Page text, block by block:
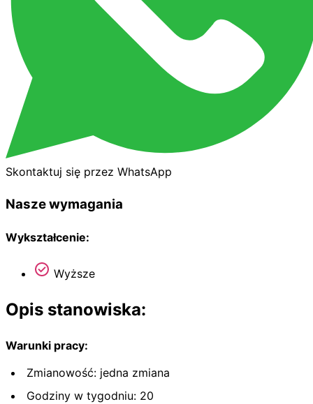
Skontaktuj się przez WhatsApp
Nasze wymagania
Wykształcenie:
Wyższe
Opis stanowiska:
Warunki pracy:
Zmianowość: jedna zmiana
Godziny w tygodniu: 20